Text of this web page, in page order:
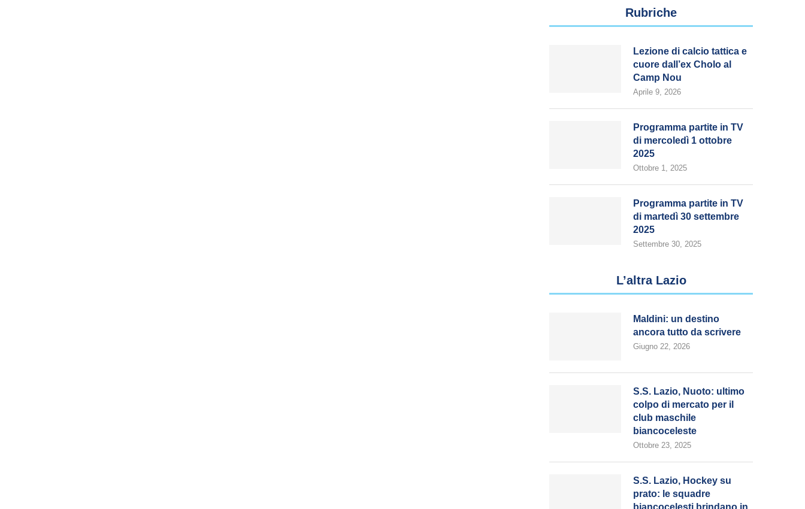
Rubriche
Lezione di calcio tattica e
cuore dall’ex Cholo al
Camp Nou
Aprile 9, 2026
Programma partite in TV
di mercoledì 1 ottobre
2025
Ottobre 1, 2025
Programma partite in TV
di martedì 30 settembre
2025
Settembre 30, 2025
L’altra Lazio
Maldini: un destino
ancora tutto da scrivere
Giugno 22, 2026
S.S. Lazio, Nuoto: ultimo
colpo di mercato per il
club maschile
biancoceleste
Ottobre 23, 2025
S.S. Lazio, Hockey su
prato: le squadre
biancocelesti brindano in